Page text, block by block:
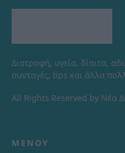
Διατροφή, υγεία, δίαιτα,
συνταγές, tips και άλλα
All Rights Reserved by Νέα
ΜΕΝΟΎ